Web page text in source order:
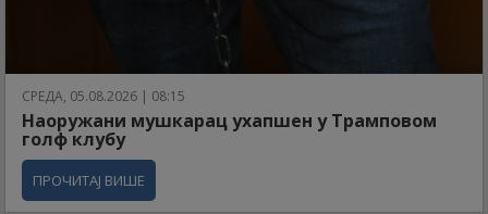
СРЕДА, 05.08.2026 | 08:15
Наоружани мушкарац ухапшен у Трамповом
голф клубу
ПРОЧИТАЈ ВИШЕ